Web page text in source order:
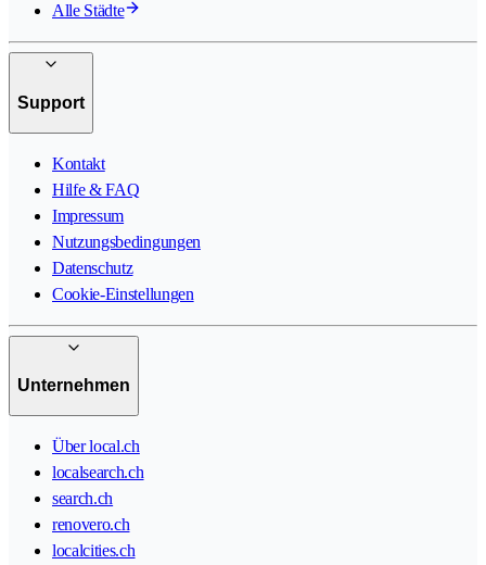
Alle Städte
Support
Kontakt
Hilfe & FAQ
Impressum
Nutzungsbedingungen
Datenschutz
Cookie-Einstellungen
Unternehmen
Über local.ch
localsearch.ch
search.ch
renovero.ch
localcities.ch